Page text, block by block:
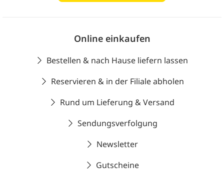
Online einkaufen
Bestellen & nach Hause liefern lassen
Reservieren & in der Filiale abholen
Rund um Lieferung & Versand
Sendungsverfolgung
Newsletter
Gutscheine